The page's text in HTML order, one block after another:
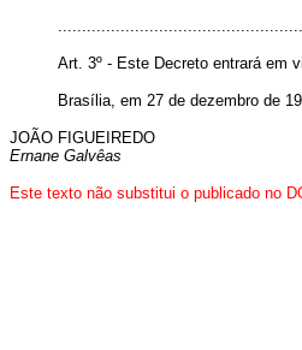
Art. 3º - Este Decreto entrará em
Brasília, em 27 de dezembro de
JOÃO FIGUEIREDO
Ernane Galvêas
Este texto não substitui o publicado no